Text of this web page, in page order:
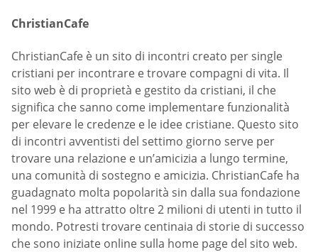
ChristianCafe
ChristianCafe è un sito di incontri creato per single
cristiani per incontrare e trovare compagni di vita. Il
sito web è di proprietà e gestito da cristiani, il che
significa che sanno come implementare funzionalità
per elevare le credenze e le idee cristiane. Questo sito
di incontri avventisti del settimo giorno serve per
trovare una relazione e un’amicizia a lungo termine,
una comunità di sostegno e amicizia. ChristianCafe ha
guadagnato molta popolarità sin dalla sua fondazione
nel 1999 e ha attratto oltre 2 milioni di utenti in tutto il
mondo. Potresti trovare centinaia di storie di successo
che sono iniziate online sulla home page del sito web.